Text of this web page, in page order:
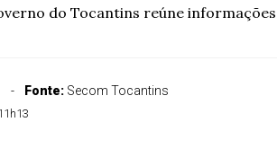
do Tocantins reúne
Fonte: Secom Tocantins